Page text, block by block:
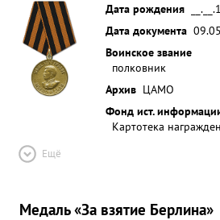
передовыми командами на
аэродромы, организовавывал
приходящих частей. Частями
Белорусском фронте
самолетовылетов, по в
самолета противника. ...»
Дата рождения
Дата документа
Воинское звание
полковник
Архив ЦАМО
Фонд ист.
Картотека
Ещё
Медаль «За взятие Берлина»